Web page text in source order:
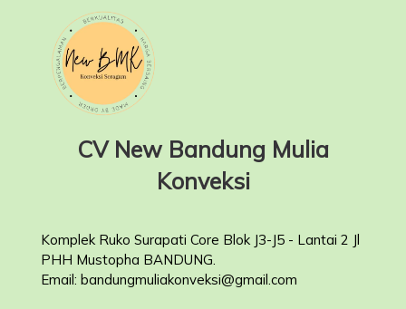
CV New Bandung Mulia
Konveksi
Komplek Ruko Surapati Core Blok J3-J5 - Lantai 2 Jl
PHH Mustopha BANDUNG.
Email: bandungmuliakonveksi@gmail.com